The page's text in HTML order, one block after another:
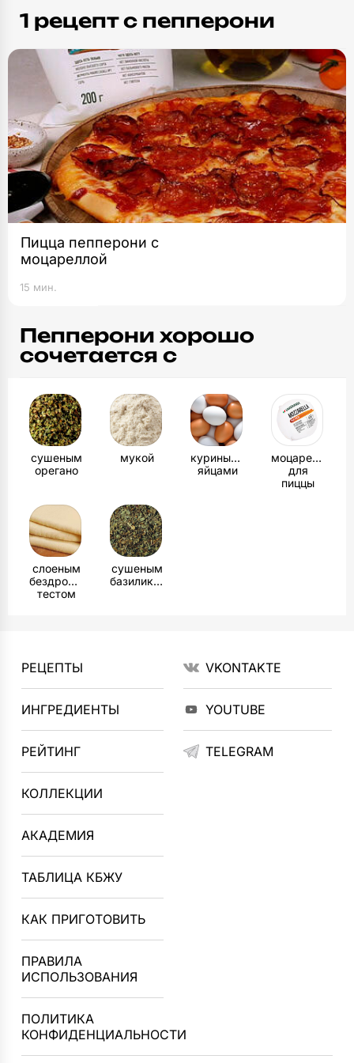
1 рецепт c пепперони
Пицца пепперони с
моцареллой
15 мин.
Пепперони хорошо
сочетается с
сушеным
орегано
мукой
куриными
яйцами
моцареллой
для
пиццы
слоеным
бездрожжевым
тестом
сушеным
базиликом
РЕЦЕПТЫ
ИНГРЕДИЕНТЫ
РЕЙТИНГ
КОЛЛЕКЦИИ
АКАДЕМИЯ
ТАБЛИЦА КБЖУ
КАК ПРИГОТОВИТЬ
ПРАВИЛА
ИСПОЛЬЗОВАНИЯ
ПОЛИТИКА
КОНФИДЕНЦИАЛЬНОСТИ
VKONTAKTE
YOUTUBE
TELEGRAM